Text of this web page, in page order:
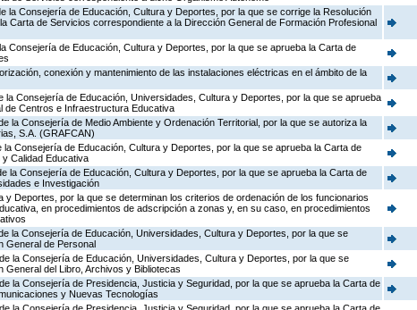
la Consejería de Educación, Cultura y Deportes, por la que se corrige la Resolución
Carta de Servicios correspondiente a la Dirección General de Formación Profesional
Consejería de Educación, Cultura y Deportes, por la que se aprueba la Carta de
conexión y mantenimiento de las instalaciones eléctricas en el ámbito de la
Consejería de Educación, Universidades, Cultura y Deportes, por la que se aprueba
de Centros e Infraestructura Educativa
la Consejería de Medio Ambiente y Ordenación Territorial, por la que se autoriza la
S.A. (GRAFCAN)
Consejería de Educación, Cultura y Deportes, por la que se aprueba la Carta de
Calidad Educativa
la Consejería de Educación, Cultura y Deportes, por la que se aprueba la Carta de
e Investigación
Deportes, por la que se determinan los criterios de ordenación de los funcionarios
en procedimientos de adscripción a zonas y, en su caso, en procedimientos
la Consejería de Educación, Universidades, Cultura y Deportes, por la que se
General de Personal
la Consejería de Educación, Universidades, Cultura y Deportes, por la que se
del Libro, Archivos y Bibliotecas
la Consejería de Presidencia, Justicia y Seguridad, por la que se aprueba la Carta de
y Nuevas Tecnologías